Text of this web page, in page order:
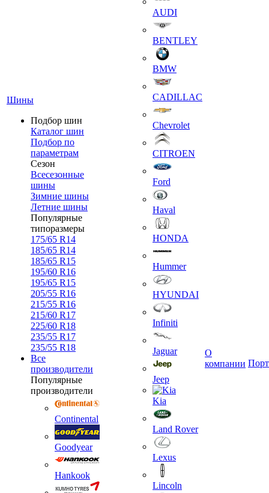
Шины
Подбор шин
Каталог шин
Подбор по
параметрам
Сезон
Всесезонные
шины
Зимние шины
Летние шины
Популярные
типоразмеры
175/65 R14
185/65 R14
185/65 R15
195/60 R16
195/65 R15
205/55 R16
215/55 R16
215/60 R17
225/60 R18
235/55 R17
235/55 R18
Все
производители
Популярные
производители
Continental
Goodyear
Hankook
AUDI
BENTLEY
BMW
CADILLAC
Chevrolet
CITROEN
Ford
Haval
HONDA
Hummer
HYUNDAI
Infiniti
Jaguar
Jeep
Kia
Land Rover
Lexus
Lincoln
О
компании